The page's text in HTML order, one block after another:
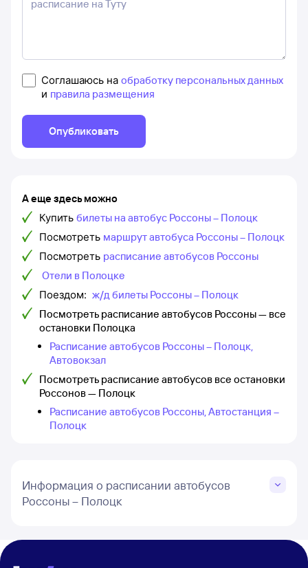
Соглашаюсь на обработку персональных данных
и правила размещения
Опубликовать
А еще здесь можно
Купить билеты на автобус Россоны – Полоцк
Посмотреть маршрут автобуса Россоны – Полоцк
Посмотреть расписание автобусов Россоны
Отели в Полоцке
Поездом: ж/д билеты Россоны – Полоцк
Посмотреть расписание автобусов Россоны — все
остановки Полоцка
Расписание автобусов Россоны – Полоцк,
Автовокзал
Посмотреть расписание автобусов все остановки
Россонов — Полоцк
Расписание автобусов Россоны, Автостанция –
Полоцк
Информация о расписании автобусов
Россоны – Полоцк